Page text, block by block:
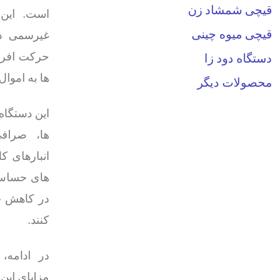
قیچی شمشاد زن
قیچی میوه چینی
دستگاه دود زا
محصولات دیگر
است.
غیرسمی
حرکت
ها به
این
ها،
های
در کاهش
کنند.
در
مزایای